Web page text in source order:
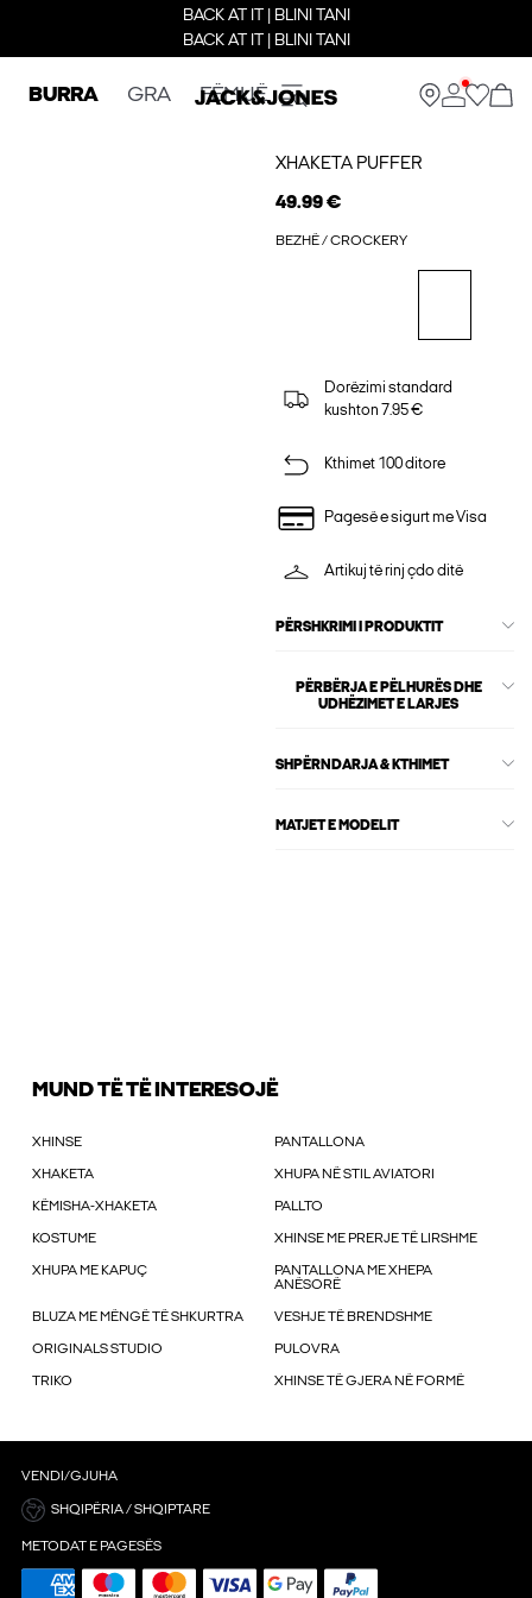
BACK AT IT | BLINI TANI
BACK AT IT | BLINI TANI
BURRA GRA FËMIJË
XHAKETA PUFFER
49.99 €
BEZHË / CROCKERY
Dorëzimi standard
kushton 7.95 €
Kthimet 100 ditore
Pagesë e sigurt me Visa
Artikuj të rinj çdo ditë
PËRSHKRIMI I PRODUKTIT
PËRBËRJA E PËLHURËS DHE
UDHËZIMET E LARJES
SHPËRNDARJA & KTHIMET
MATJET E MODELIT
MUND TË TË INTERESOJË
XHINSE PANTALLONA
XHAKETA XHUPA NË STIL AVIATORI
KËMISHA-XHAKETA PALLTO
KOSTUME XHINSE ME PRERJE TË LIRSHME
XHUPA ME KAPUÇ
PANTALLONA ME XHEPA
ANËSORË
BLUZA ME MËNGË TË SHKURTRA VESHJE TË BRENDSHME
ORIGINALS STUDIO PULOVRA
TRIKO XHINSE TË GJERA NË FORMË
VENDI/GJUHA
SHQIPËRIA / SHQIPTARE
METODAT E PAGESËS